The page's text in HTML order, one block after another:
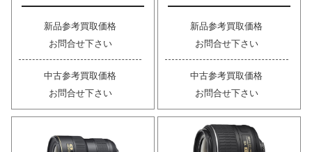
新品参考買取価格
お問合せ下さい
中古参考買取価格
お問合せ下さい
新品参考買取価格
お問合せ下さい
中古参考買取価格
お問合せ下さい